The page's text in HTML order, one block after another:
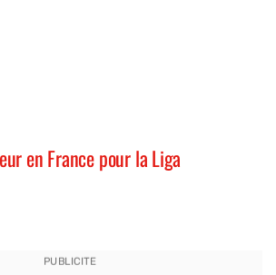
en France pour la Liga
PUBLICITE